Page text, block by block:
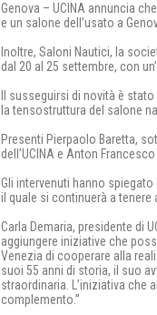
Genova – UCINA annuncia
e un salone dell’usato a
Inoltre, Saloni Nautici, la
dal 20 al 25 settembre, con
Il susseguirsi di novità è
la tensostruttura del salone
Presenti Pierpaolo Baretta,
dell’UCINA e Anton
Gli intervenuti hanno
il quale si continuerà a tenere
Carla Demaria, presidente di
aggiungere iniziative che
Venezia di cooperare alla
suoi 55 anni di storia, il suo
straordinaria. L’iniziativa che
complemento.”